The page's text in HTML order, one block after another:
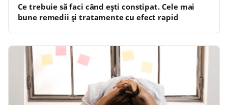
Ce trebuie să faci când ești constipat. Cele mai
bune remedii și tratamente cu efect rapid